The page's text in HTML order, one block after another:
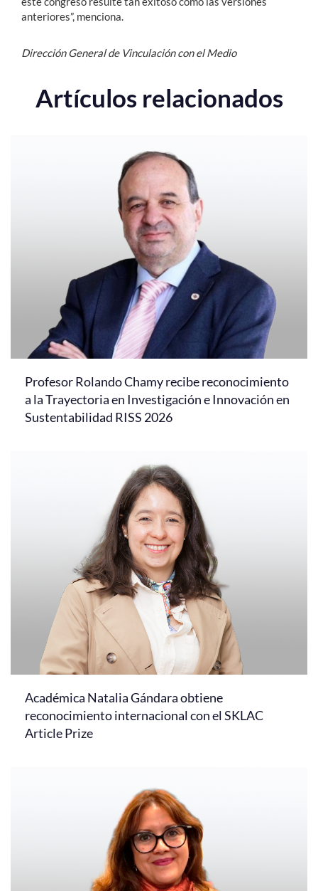
anteriores”, menciona.
Dirección General de Vinculación con el Medio
Artículos relacionados
Profesor Rolando Chamy recibe reconocimiento
a la Trayectoria en Investigación e Innovación en
Sustentabilidad RISS 2026
Académica Natalia Gándara obtiene
reconocimiento internacional con el SKLAC
Article Prize